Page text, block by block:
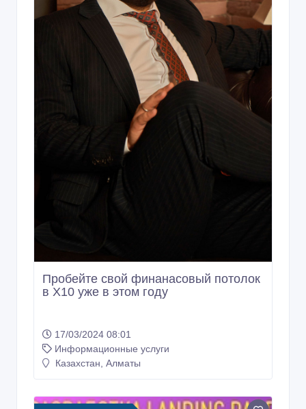
Пробейте свой финанасовый потолок
в X10 уже в этом году
17/03/2024 08:01